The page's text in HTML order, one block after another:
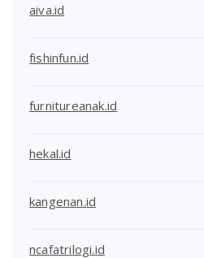
aiva.id
fishinfun.id
furnitureanak.id
hekal.id
kangenan.id
ncafatrilogi.id